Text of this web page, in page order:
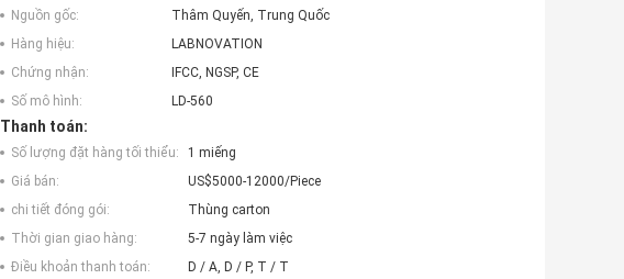
Nguồn gốc:
Thâm Quyến, Trung Quốc
Hàng hiệu:
LABNOVATION
Chứng nhận:
IFCC, NGSP, CE
Số mô hình:
LD-560
Thanh toán:
Số lượng đặt hàng tối thiểu:
1 miếng
Giá bán:
US$5000-12000/Piece
chi tiết đóng gói:
Thùng carton
Thời gian giao hàng:
5-7 ngày làm việc
Điều khoản thanh toán:
D / A, D / P, T / T